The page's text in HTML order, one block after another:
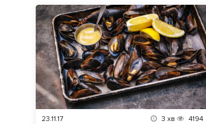
23.11.17 3 хв
4194